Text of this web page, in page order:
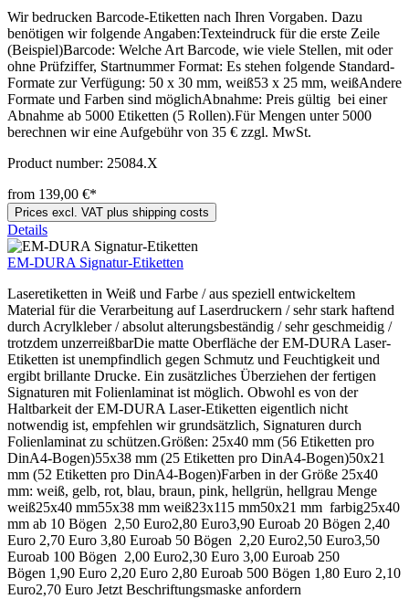
Wir bedrucken Barcode-Etiketten nach Ihren Vorgaben. Dazu
benötigen wir folgende Angaben:Texteindruck für die erste Zeile
(Beispiel)Barcode: Welche Art Barcode, wie viele Stellen, mit oder
ohne Prüfziffer, Startnummer Format: Es stehen folgende Standard-
Formate zur Verfügung: 50 x 30 mm, weiß53 x 25 mm, weißAndere
Formate und Farben sind möglichAbnahme: Preis gültig bei einer
Abnahme ab 5000 Etiketten (5 Rollen).Für Mengen unter 5000
berechnen wir eine Aufgebühr von 35 € zzgl. MwSt.
Product number: 25084.X
from 139,00 €*
Prices excl. VAT plus shipping costs
Details
EM-DURA Signatur-Etiketten
Laseretiketten in Weiß und Farbe / aus speziell entwickeltem
Material für die Verarbeitung auf Laserdruckern / sehr stark haftend
durch Acrylkleber / absolut alterungsbeständig / sehr geschmeidig /
trotzdem unzerreißbarDie matte Oberfläche der EM-DURA Laser-
Etiketten ist unempfindlich gegen Schmutz und Feuchtigkeit und
ergibt brillante Drucke. Ein zusätzliches Überziehen der fertigen
Signaturen mit Folienlaminat ist möglich. Obwohl es von der
Haltbarkeit der EM-DURA Laser-Etiketten eigentlich nicht
notwendig ist, empfehlen wir grundsätzlich, Signaturen durch
Folienlaminat zu schützen.Größen: 25x40 mm (56 Etiketten pro
DinA4-Bogen)55x38 mm (25 Etiketten pro DinA4-Bogen)50x21
mm (52 Etiketten pro DinA4-Bogen)Farben in der Größe 25x40
mm: weiß, gelb, rot, blau, braun, pink, hellgrün, hellgrau Menge
weiß25x40 mm55x38 mm weiß23x115 mm50x21 mm farbig25x40
mm ab 10 Bögen 2,50 Euro2,80 Euro3,90 Euroab 20 Bögen 2,40
Euro 2,70 Euro 3,80 Euroab 50 Bögen 2,20 Euro2,50 Euro3,50
Euroab 100 Bögen 2,00 Euro2,30 Euro 3,00 Euroab 250
Bögen 1,90 Euro 2,20 Euro 2,80 Euroab 500 Bögen 1,80 Euro 2,10
Euro2,70 Euro Jetzt Beschriftungsmaske anfordern